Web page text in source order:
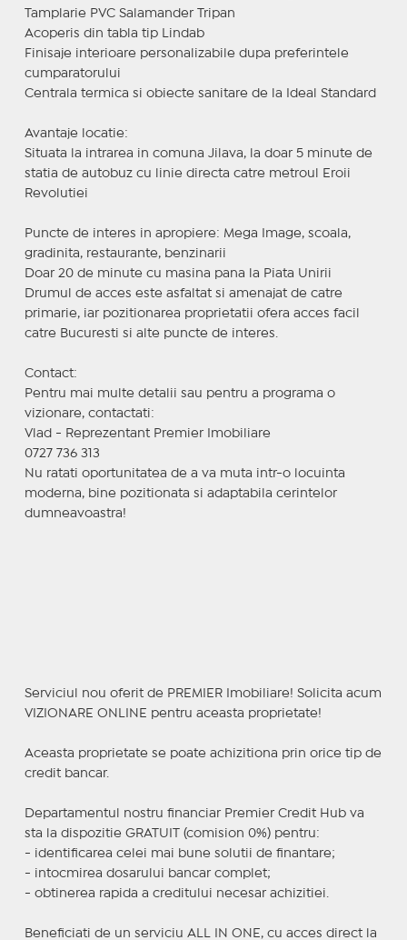
Tamplarie PVC Salamander Tripan
Acoperis din tabla tip Lindab
Finisaje interioare personalizabile dupa preferintele
cumparatorului
Centrala termica si obiecte sanitare de la Ideal Standard
Avantaje locatie:
Situata la intrarea in comuna Jilava, la doar 5 minute de
statia de autobuz cu linie directa catre metroul Eroii
Revolutiei
Puncte de interes in apropiere: Mega Image, scoala,
gradinita, restaurante, benzinarii
Doar 20 de minute cu masina pana la Piata Unirii
Drumul de acces este asfaltat si amenajat de catre
primarie, iar pozitionarea proprietatii ofera acces facil
catre Bucuresti si alte puncte de interes.
Contact:
Pentru mai multe detalii sau pentru a programa o
vizionare, contactati:
Vlad - Reprezentant Premier Imobiliare
0727 736 313
Nu ratati oportunitatea de a va muta intr-o locuinta
moderna, bine pozitionata si adaptabila cerintelor
dumneavoastra!
Serviciul nou oferit de PREMIER Imobiliare! Solicita acum
VIZIONARE ONLINE pentru aceasta proprietate!
Aceasta proprietate se poate achizitiona prin orice tip de
credit bancar.
Departamentul nostru financiar Premier Credit Hub va
sta la dispozitie GRATUIT (comision 0%) pentru:
- identificarea celei mai bune solutii de finantare;
- intocmirea dosarului bancar complet;
- obtinerea rapida a creditului necesar achizitiei.
Beneficiati de un serviciu ALL IN ONE, cu acces direct la